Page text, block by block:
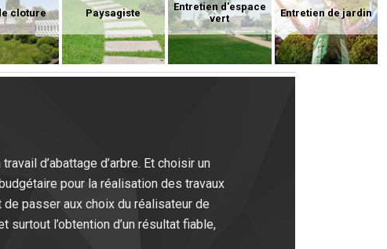
cloture Paysagiste
Entretien d'espace
vert
Entretien de jardin
d’abattage d’arbre. Et choisir un
pour la réalisation des travaux
passer aux choix du réalisateur de
l’obtention d’un résultat fiable,